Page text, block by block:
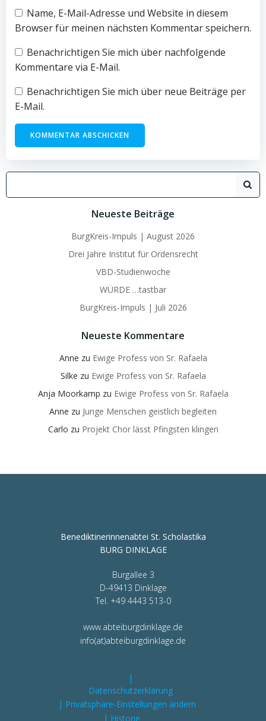
Name, E-Mail-Adresse und Website in diesem
Browser für meinen nächsten Kommentar speichern.
Benachrichtigen Sie mich über nachfolgende
Kommentare via E-Mail.
Benachrichtigen Sie mich über neue Beiträge per
E-Mail.
for:
Neueste Beiträge
BurgKreis-Impuls | August 2026
Drei Jahre Institut für Ordensrecht
VBD-Studienwoche
WÜRDE …tastbar
BurgKreis-Impuls | Juli 2026
Neueste Kommentare
Anne zu Ewige Profess von Sr. Rafaela
Silke zu Ewige Profess von Sr. Rafaela
Anja Moorkamp zu Ewige Profess von Sr. Rafaela
Anne zu Junge Menschen geistlich begleiten
Carlo zu Projekt Chor lässt Pfingsten klingen
Benediktinerinnenabtei St. Scholastika
BURG DINKLAGE
Burgallee 3
D-49413 Dinklage
Tel. +49 4443 513-0
www.abteiburgdinklage.de
info(at)abteiburgdinklage.de
|
Datenschutzerklärung
| Privatsphäre-Einstellungen ändern
| Historie